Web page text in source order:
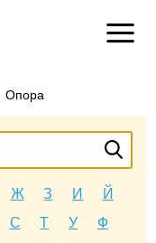
Опора
Ж З И
Й
С Т У
Ф